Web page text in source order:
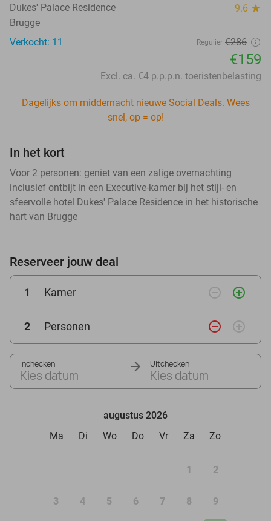
Dukes' Palace Residence 9.6 star
Brugge
Verkocht: 11
Regulier €286
€159
Excl. ca. €4 p.p.p.n. toeristenbelasting
Dagelijks om middernacht nieuwe Social Deals. Wees
snel, op = op!
In het kort
Voor 2 personen: geniet van een zalige overnachting
inclusief ontbijt in een Executive-kamer bij het stijl- en
sfeervolle hotel Dukes' Palace Residence in het historische
hart van Brugge
Reserveer jouw deal
1 Kamer remove_circle_outline add_circle_outline
2 Personen remove_circle_outline add_circle_outline
Inchecken
Kies datum
Uitchecken
Kies datum
augustus 2026
Ma
Di Wo Do Vr Za Zo
1 2
3 4 5 6 7 8 9